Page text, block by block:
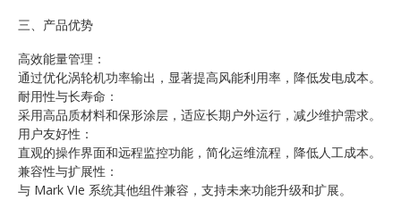
三、产品优势
高效能量管理：
通过优化涡轮机功率输出，显著提高风能利用率，降低发电成本。
耐用性与长寿命：
采用高品质材料和保形涂层，适应长期户外运行，减少维护需求。
用户友好性：
直观的操作界面和远程监控功能，简化运维流程，降低人工成本。
兼容性与扩展性：
与 Mark VIe 系统其他组件兼容，支持未来功能升级和扩展。